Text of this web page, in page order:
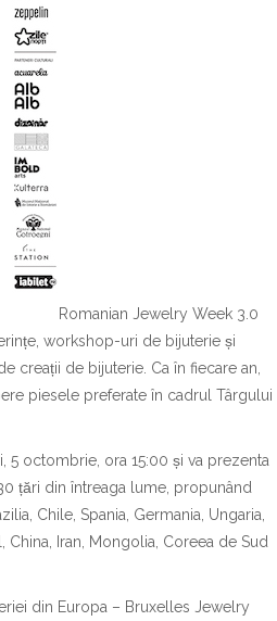
Romanian Jewelry Week 3.0
workshop-uri de bijuterie și
creații de bijuterie. Ca în fiecare an,
piesele preferate în cadrul Târgului
5 octombrie, ora 15:00 și va prezenta
țări din întreaga lume, propunând
Chile, Spania, Germania, Ungaria,
China, Iran, Mongolia, Coreea de Sud
din Europa – Bruxelles Jewelry